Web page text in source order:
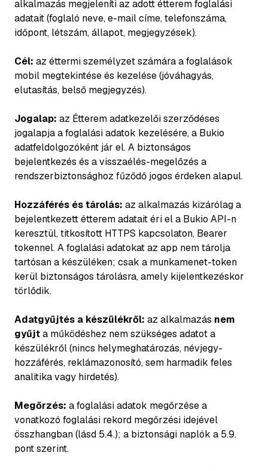
alkalmazás megjeleníti az adott étterem foglalási
adatait (foglaló neve, e-mail címe, telefonszáma,
időpont, létszám, állapot, megjegyzések).
Cél: az éttermi személyzet számára a foglalások
mobil megtekintése és kezelése (jóváhagyás,
elutasítás, belső megjegyzés).
Jogalap: az Étterem adatkezelői szerződéses
jogalapja a foglalási adatok kezelésére, a Bukio
adatfeldolgozóként jár el. A biztonságos
bejelentkezés és a visszaélés-megelőzés a
rendszerbiztonsághoz fűződő jogos érdeken alapul.
Hozzáférés és tárolás: az alkalmazás kizárólag a
bejelentkezett étterem adatait éri el a Bukio API-n
keresztül, titkosított HTTPS kapcsolaton, Bearer
tokennel. A foglalási adatokat az app nem tárolja
tartósan a készüléken; csak a munkamenet-token
kerül biztonságos tárolásra, amely kijelentkezéskor
törlődik.
Adatgyűjtés a készülékről: az alkalmazás nem
gyűjta működéshez nem szükséges adatot a
készülékről (nincs helymeghatározás, névjegy-
hozzáférés, reklámazonosító, sem harmadik feles
analitika vagy hirdetés).
Megőrzés: a foglalási adatok megőrzése a
vonatkozó foglalási rekord megőrzési idejével
összhangban (lásd 5.4.); a biztonsági naplók a 5.9.
pont szerint.